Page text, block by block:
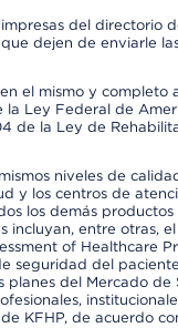
del directorio
dejen de enviarle
el mismo y completo
Ley Federal de
de la Ley de
niveles de
y los centros de
los demás
incluyan, entre otras,
of Healthcare
seguridad del
del Mercado
KFHP, de acuerdo